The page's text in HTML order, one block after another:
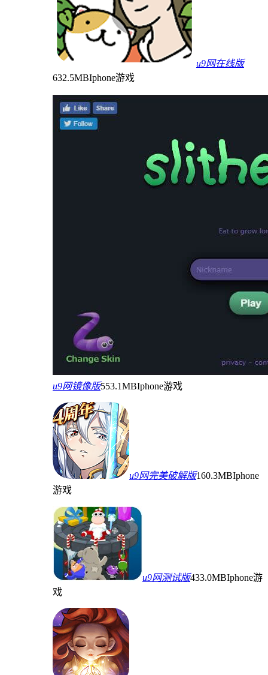
u9网在线版
632.5MBIphone游戏
u9网镜像版553.1MBIphone游戏
u9网完美破解版160.3MBIphone
游戏
u9网测试版433.0MBIphone游
戏